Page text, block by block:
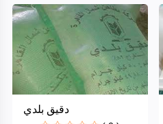
دقيق بلدي